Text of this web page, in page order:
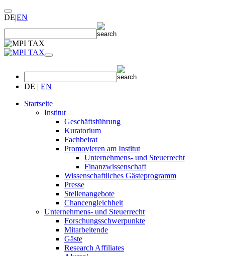
DE|EN
DE | EN
Startseite
Institut
Geschäftsführung
Kuratorium
Fachbeirat
Promovieren am Institut
Unternehmens- und Steuerrecht
Finanzwissenschaft
Wissenschaftliches Gästeprogramm
Presse
Stellenangebote
Chancengleichheit
Unternehmens- und Steuerrecht
Forschungsschwerpunkte
Mitarbeitende
Gäste
Research Affiliates